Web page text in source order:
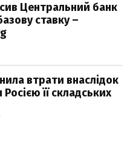
Центральний банк
ставку –
втрати внаслідок
її складських